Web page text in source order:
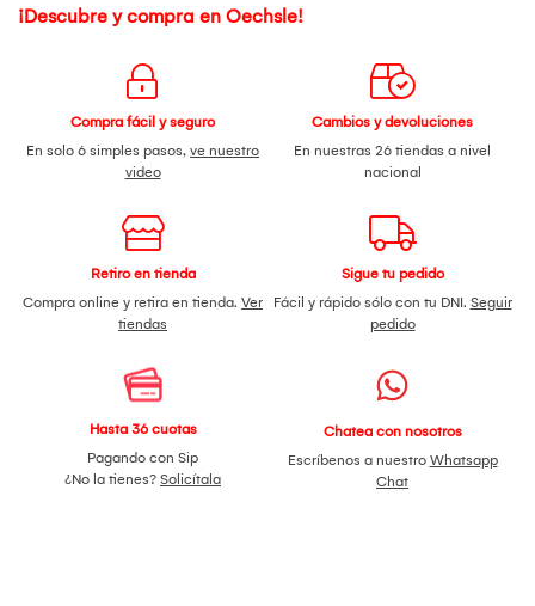
¡Descubre y compra en Oechsle!
Compra fácil y seguro
En solo 6 simples pasos, ve nuestro
video
Cambios y devoluciones
En nuestras 26 tiendas a nivel
nacional
Retiro en tienda
Compra online y retira en tienda. Ver
tiendas
Sigue tu pedido
Fácil y rápido sólo con tu DNI. Seguir
pedido
Hasta 36 cuotas
Pagando con Sip
¿No la tienes? Solicítala
Chatea con nosotros
Escríbenos a nuestro Whatsapp
Chat